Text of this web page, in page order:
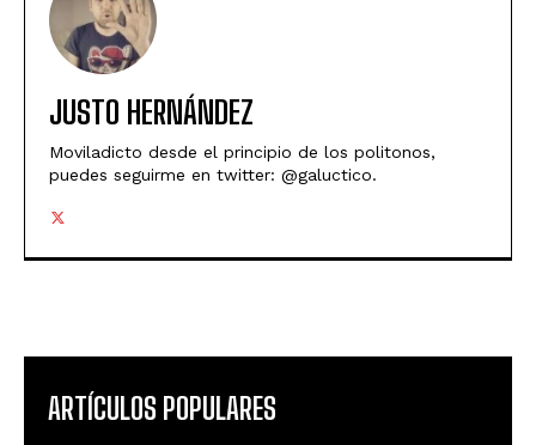
JUSTO HERNÁNDEZ
Moviladicto desde el principio de los politonos,
puedes seguirme en twitter: @galuctico.
ARTÍCULOS POPULARES